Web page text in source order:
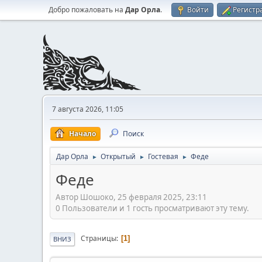
Добро пожаловать на Дар Орла. Войти
7 августа 2026, 11:05
Начало Поиск
Дар Орла ► Открытый ► Гостевая ► Феде
Феде
Автор Шошоко, 25 февраля 2025, 23:11
0 Пользователи и 1 гость просматривают эту тему.
ВНИЗ Страницы 1